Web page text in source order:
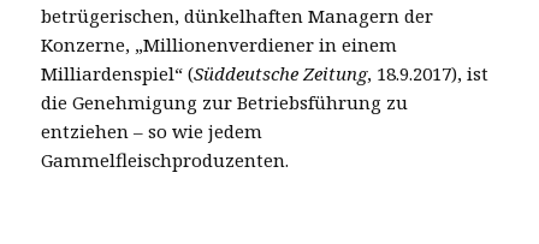
betrügerischen, dünkelhaften Managern der
Konzerne, „Millionenverdiener in einem
Milliardenspiel“ (Süddeutsche Zeitung, 18.9.2017), ist
die Genehmigung zur Betriebsführung zu
entziehen – so wie jedem
Gammelfleischproduzenten.